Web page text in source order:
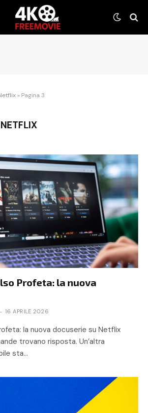
» Pagina 3
NETFLIX
Profeta: la nuova
16 APRILE 2026
la nuova docuserie su Netflix
trovano risposta. Un’altra
sta…